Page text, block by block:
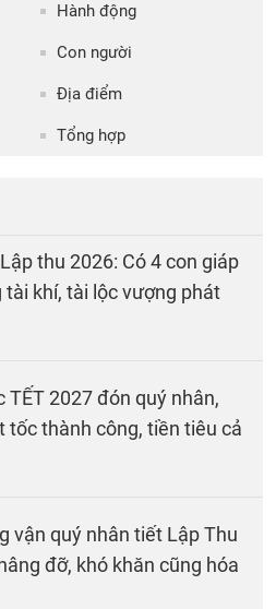
Hành động
Con người
Địa điểm
Tổng hợp
thu 2026: Có 4 con giáp
khí, tài lộc vượng phát
2027 đón quý nhân,
tốc thành công, tiền tiêu cả
vận quý nhân tiết Lập Thu
đỡ, khó khăn cũng hóa